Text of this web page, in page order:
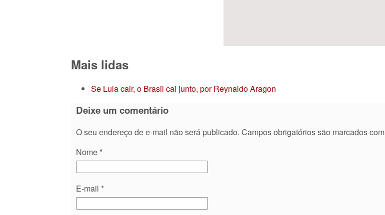
Mais lidas
Se Lula cair, o Brasil cai junto, por Reynaldo Aragon
Deixe um comentário
O seu endereço de e-mail não será publicado. Campos obrigatórios são marcados com
Nome *
E-mail *